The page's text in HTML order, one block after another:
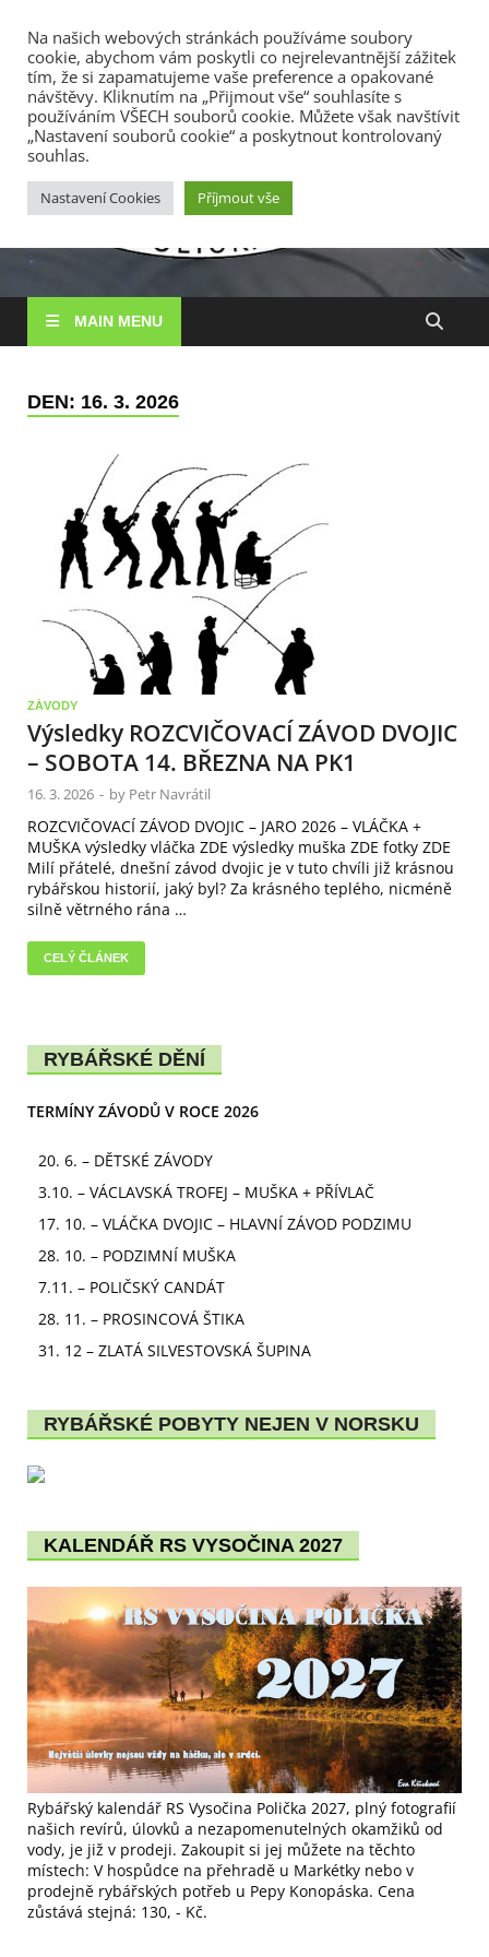
8. 8. 2026
RS
Rybářské
MAIN MENU
DEN: 16. 3. 2026
ZÁVODY
Výsledky ROZCVIČOVACÍ ZÁVOD DVOJIC
– SOBOTA 14. BŘEZNA NA PK1
16. 3. 2026 - by Petr Navrátil
ROZCVIČOVACÍ ZÁVOD DVOJIC – JARO 2026 – VLÁČKA +
MUŠKA výsledky vláčka ZDE výsledky muška ZDE fotky ZDE
Milí přátelé, dnešní závod dvojic je v tuto chvíli již krásnou
rybářskou historií, jaký byl? Za krásného teplého, nicméně
silně větrného rána …
CELÝ ČLÁNEK
RYBÁŘSKÉ DĚNÍ
TERMÍNY ZÁVODŮ V ROCE 2026
20. 6. – DĚTSKÉ ZÁVODY
3.10. – VÁCLAVSKÁ TROFEJ – MUŠKA + PŘÍVLAČ
17. 10. – VLÁČKA DVOJIC – HLAVNÍ ZÁVOD PODZIMU
28. 10. – PODZIMNÍ MUŠKA
7.11. – POLIČSKÝ CANDÁT
28. 11. – PROSINCOVÁ ŠTIKA
31. 12 – ZLATÁ SILVESTOVSKÁ ŠUPINA
RYBÁŘSKÉ POBYTY NEJEN V NORSKU
KALENDÁŘ RS VYSOČINA 2027
Rybářský kalendář RS Vysočina Polička 2027, plný fotografií
našich revírů, úlovků a nezapomenutelných okamžiků od
vody, je již v prodeji. Zakoupit si jej můžete na těchto
místech: V hospůdce na přehradě u Markétky nebo v
prodejně rybářských potřeb u Pepy Konopáska. Cena
zůstává stejná: 130, - Kč.
Na našich webových stránkách používáme soubory
cookie, abychom vám poskytli co nejrelevantnější zážitek
tím, že si zapamatujeme vaše preference a opakované
návštěvy. Kliknutím na „Přijmout vše“ souhlasíte s
používáním VŠECH souborů cookie. Můžete však navštívit
„Nastavení souborů cookie“ a poskytnout kontrolovaný
souhlas.
Nastavení Cookies Příjmout vše